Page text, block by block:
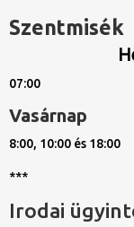
Szentmisék
07:00
Vasárnap
8:00, 10:00 és 18:00
***
Irodai